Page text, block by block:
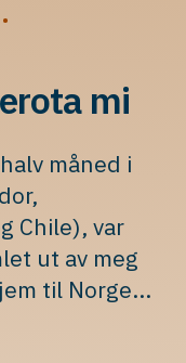
•
mi
måned i
Chile), var
ut av meg
til Norge...